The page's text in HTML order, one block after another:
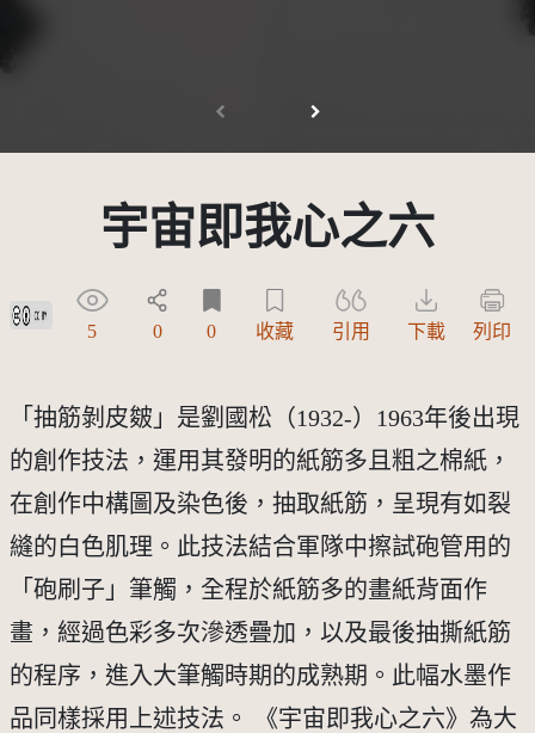
宇宙即我心之六
創用CC姓名標示 3.0 台灣及其後版本(CC BY 3.0 TW +)
5 0 0 收藏 引用 下載 列印
「抽筋剝皮皴」是劉國松（1932-）1963年後出現
的創作技法，運用其發明的紙筋多且粗之棉紙，
在創作中構圖及染色後，抽取紙筋，呈現有如裂
縫的白色肌理。此技法結合軍隊中擦試砲管用的
「砲刷子」筆觸，全程於紙筋多的畫紙背面作
畫，經過色彩多次滲透疊加，以及最後抽撕紙筋
的程序，進入大筆觸時期的成熟期。此幅水墨作
品同樣採用上述技法。 《宇宙即我心之六》為大